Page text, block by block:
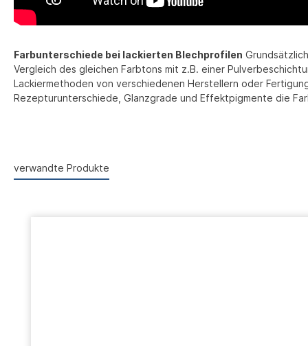
Farbunterschiede bei lackierten Blechprofilen
Vergleich des gleichen Farbtons mit z.B. einer
Lackiermethoden von verschiedenen Herstellern oder
Rezepturunterschiede, Glanzgrade und Effektpigmente die
verwandte Produkte